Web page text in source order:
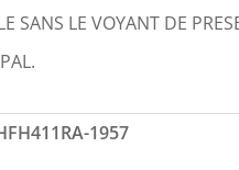
SANS LE VOYANT DE
1957